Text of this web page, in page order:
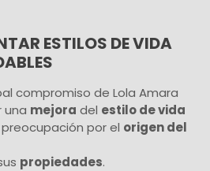
ESTILOS DE VIDA
compromiso de Lola Amara
una mejora del estilo de vida
por el origen del
propiedades.